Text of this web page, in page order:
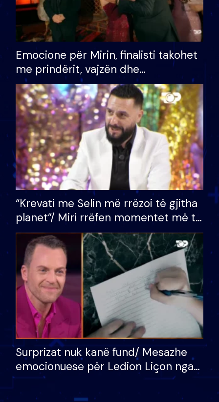
Emocione për Mirin, finalisti takohet
me prindërit, vajzën dhe
bashkëshorten: S’kemi ndonjë letër
divorci apo jo?
“Krevati me Selin më rrëzoi të gjitha
planet”/ Miri rrëfen momentet më të
bukura në shtëpinë e BB VIP: Do më
mungojë zilja e mëngjesit kur…
Surprizat nuk kanë fund/ Mesazhe
emocionuese për Ledion Liçon nga
nëna dhe fëmijët e tij, moderatori
nuk i mban dot lotët: Nuk meritoj…